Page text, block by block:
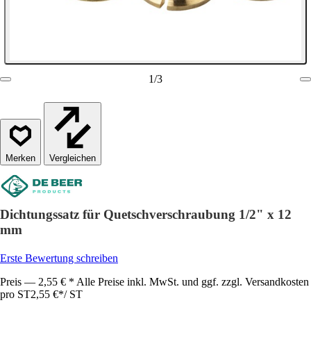
1/3
Vergleichen
Dichtungssatz für Quetschverschraubung 1/2" x 12
mm
Erste Bewertung schreiben
Preis — 2,55 € * Alle Preise inkl. MwSt. und ggf. zzgl. Versandkosten
pro ST2,55 €*/ ST